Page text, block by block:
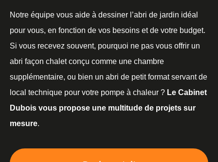
Notre équipe vous aide à dessiner l’abri de jardin idéal
pour vous, en fonction de vos besoins et de votre budget.
Si vous recevez souvent, pourquoi ne pas vous offrir un
abri façon chalet conçu comme une chambre
supplémentaire, ou bien un abri de petit format servant de
local technique pour votre pompe à chaleur ? Le Cabinet
Dubois vous propose une multitude de projets sur
mesure.